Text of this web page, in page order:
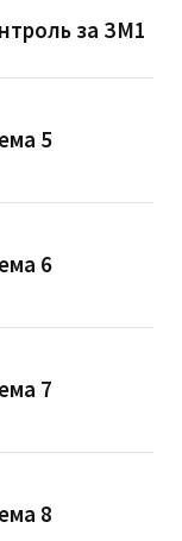
за ЗМ1
5
6
7
8